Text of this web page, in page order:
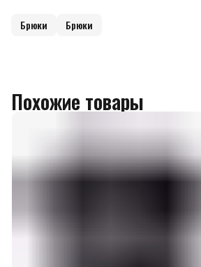
Брюки Брюки
Похожие товары